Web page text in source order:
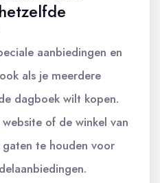
aanbiedingen en
als je meerdere
dagboek wilt kopen.
of de winkel van
te houden voor